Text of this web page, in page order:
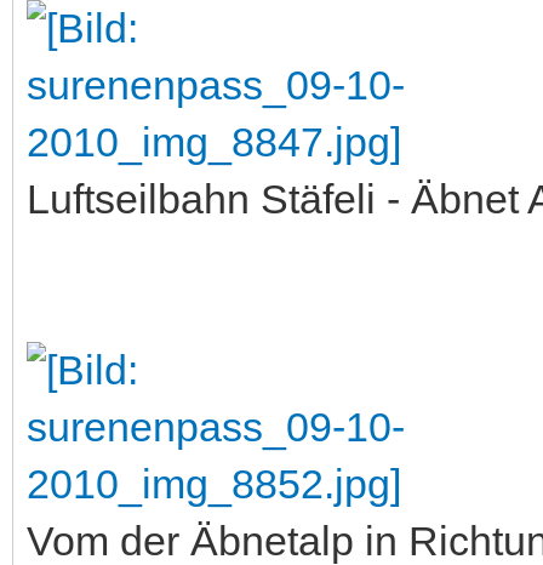
Luftseilbahn Stäfeli - Äbnet
Vom der Äbnetalp in